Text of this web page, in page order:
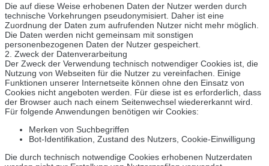
Die auf diese Weise erhobenen Daten der Nutzer werden durch
technische Vorkehrungen pseudonymisiert. Daher ist eine
Zuordnung der Daten zum aufrufenden Nutzer nicht mehr möglich.
Die Daten werden nicht gemeinsam mit sonstigen
personenbezogenen Daten der Nutzer gespeichert.
2. Zweck der Datenverarbeitung
Der Zweck der Verwendung technisch notwendiger Cookies ist, die
Nutzung von Webseiten für die Nutzer zu vereinfachen. Einige
Funktionen unserer Internetseite können ohne den Einsatz von
Cookies nicht angeboten werden. Für diese ist es erforderlich, dass
der Browser auch nach einem Seitenwechsel wiedererkannt wird.
Für folgende Anwendungen benötigen wir Cookies:
Merken von Suchbegriffen
Bot-Identifikation, Zustand des Nutzers, Cookie-Einwilligung
Die durch technisch notwendige Cookies erhobenen Nutzerdaten